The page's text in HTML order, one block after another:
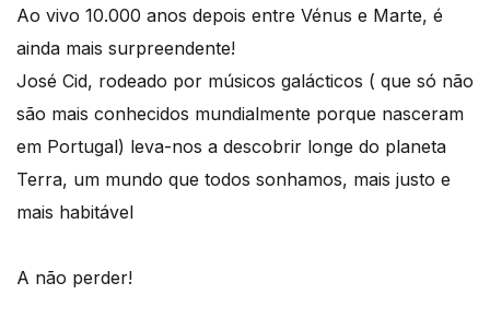
Ao vivo 10.000 anos depois entre Vénus e Marte, é
ainda mais surpreendente!
José Cid, rodeado por músicos galácticos ( que só não
são mais conhecidos mundialmente porque nasceram
em Portugal) leva-nos a descobrir longe do planeta
Terra, um mundo que todos sonhamos, mais justo e
mais habitável
A não perder!